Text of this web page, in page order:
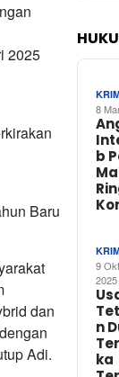
2025
Baru
dan
Adi.
8
b
9
2025
n
ka